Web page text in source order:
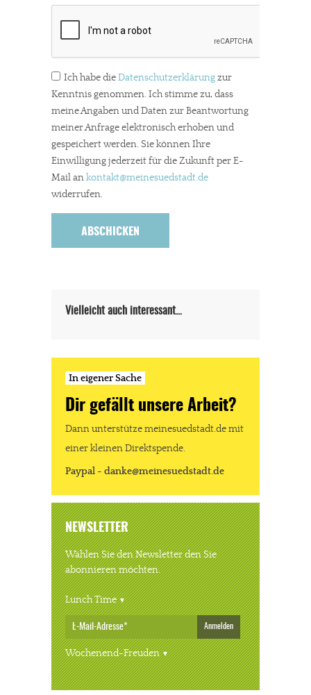
Dir gefällt unsere Arbeit?
meinesuedstadt.de finanziert sich durch Partnerprofile und
Ich habe dieDatenschutzerklärungzur
Kenntnis genommen. Ich stimme zu, dass
meine Angaben und Daten zur Beantwortung
meiner Anfrage elektronisch erhoben und
gespeichert werden. Sie können Ihre
Einwilligung jederzeit für die Zukunft per E-
Mail ankontakt@meinesuedstadt.de
widerrufen.
Vielleicht auch interessant…
In eigener Sache
Dir gefällt unsere Arbeit?
Dann unterstütze meinesuedstadt.de mit
einer kleinen Direktspende.
Paypal - danke@meinesuedstadt.de
NEWSLETTER
Wählen Sie den Newsletter den Sie
abonnieren möchten.
Lunch Time
Anmelden
Wochenend-Freuden